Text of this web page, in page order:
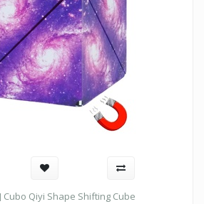
Cubo Qiyi Shape Shifting Cube